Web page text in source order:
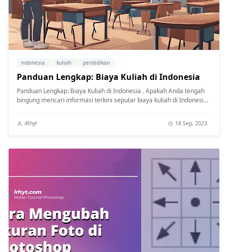
indonesia kuliah pendidikan
Panduan Lengkap: Biaya Kuliah di Indonesia
Panduan Lengkap: Biaya Kuliah di Indonesia . Apakah Anda tengah
bingung mencari informasi terkini seputar biaya kuliah di Indonesia?
iRhyt 18 Sep, 2023